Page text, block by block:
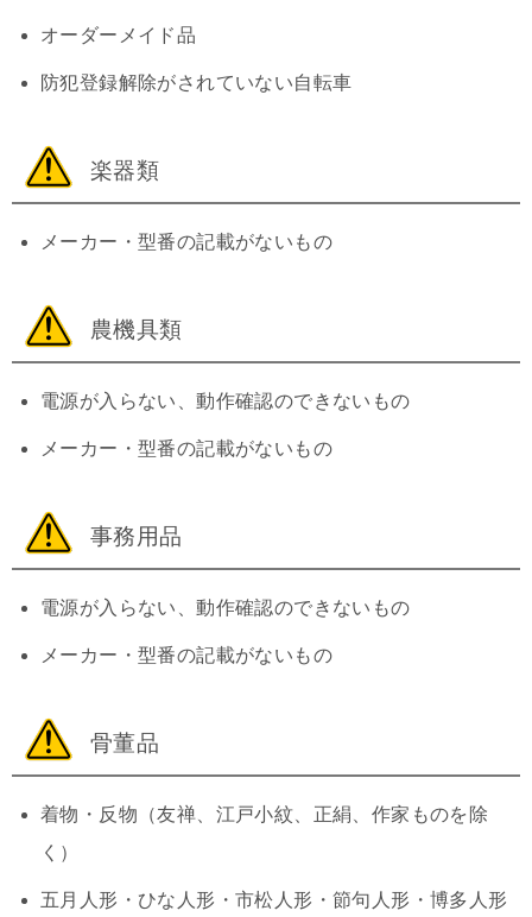
オーダーメイド品
防犯登録解除がされていない自転車
楽器類
メーカー・型番の記載がないもの
農機具類
電源が入らない、動作確認のできないもの
メーカー・型番の記載がないもの
事務用品
電源が入らない、動作確認のできないもの
メーカー・型番の記載がないもの
骨董品
着物・反物（友禅、江戸小紋、正絹、作家ものを除
く）
五月人形・ひな人形・市松人形・節句人形・博多人形